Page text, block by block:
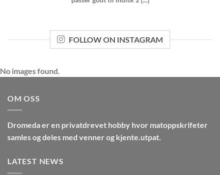
FOLLOW ON INSTAGRAM
No images found.
OM OSS
Dromedaer en privatdrevet hobby hvor matoppskrifeter
samles og deles med venner og kjente.utpat.
LATEST NEWS